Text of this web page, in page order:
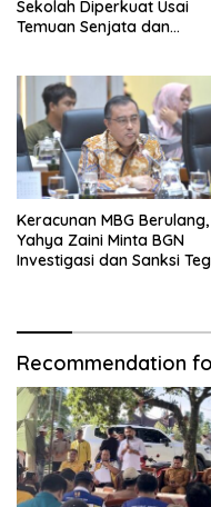
Sekolah Diperkuat Usai
Temuan Senjata dan
Keracunan MBG Berulang,
Yahya Zaini Minta BGN
Investigasi dan Sanksi
Recommendation